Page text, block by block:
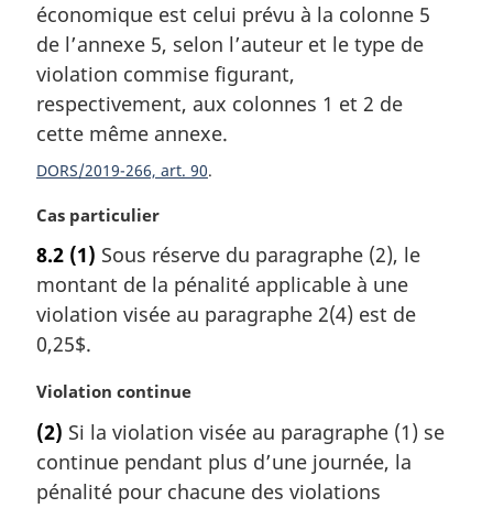
g
i
n
a
e
:
économique est celui prévu à la colonne 5
de l’annexe 5, selon l’auteur et le type de
violation commise figurant,
respectivement, aux colonnes 1 et 2 de
cette même annexe.
DORS/2019-266, art. 90
N
t
e
m
a
r
g
n
a
Cas particulier
8.2 (1) Sous réserve du paragraphe (2), le
montant de la pénalité applicable à une
violation visée au paragraphe 2(4) est de
0,25$.
N
t
e
m
Violation continue
(2) Si la violation visée au paragraphe (1) se
continue pendant plus d’une journée, la
pénalité pour chacune des violations